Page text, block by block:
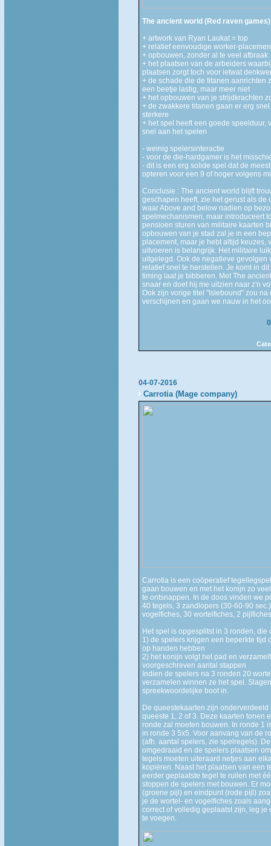
The ancient world (Red raven
+ artwork van Ryan Laukat = top
+ relatief eenvoudige worker-
+ opbouwen, zonder al te veel afbraak
+ het plaatsen van de arbeiders
plaatsen zorgt toch voor ietwat
+ de schade die de titanen aanrichten
een beetje lastig, maar meer niet
+ het opbouwen van je strijdkrachten
+ de zwakkere titanen gaan er erg
sterkere
+ het spel heeft een goede
snel aan het spelen
- weinig spelersinteractie
- voor de die-hardgamer is het
- dit is een erg solide spel dat de
opteren voor een 9 of hoger volgens
Conclusie : The ancient world blijft
geschapen heeft, zie het gerust als
waar Above and below nadien op
spelmechanismen, maar introduceert
pensioen sturen van militaire kaarten
opbouwen van je stad zal je in een
placement, maar je hebt altijd
uitvoeren is belangrijk. Het militaire
uitgelegd. Ook de negatieve
relatief snel te herstellen. Je komt in
timing laat je bibberen. Met The
snaar en doet hij me uitzien naar z'n
Ook zijn vorige titel "Islebound" zou
verschijnen en gaan we nauw in het
04-07-2016
Carrotia (Mage company)
Carrotia is een coöperatief
gaan bouwen en met het konijn zo
te ontsnappen. In de doos vinden we
40 tegels, 3 zandlopers (30-60-90
vogelfiches, 30 wortelfiches, 2
Het spel is opgesplitst in 3 ronden, die
1) de spelers krijgen een beperkte tijd
op handen hebben
2) het konijn volgt het pad en
voorgeschreven aantal stappen
Indien de spelers na 3 ronden 20
verzamelen winnen ze het spel.
spreekwoordelijke boot in.
De queestekaarten zijn
queeste 1, 2 of 3. Deze kaarten tonen
ronde zal moeten bouwen. In ronde 1
in ronde 3 5x5. Voor aanvang van de
(afh. aantal spelers, zie spelregels).
omgedraaid en de spelers plaatsen
tegels moeten uiteraard netjes aan
kopiëren. Naast het plaatsen van een
eerder geplaatste tegel te ruilen met
stoppen de spelers met bouwen. Er
(groene pijl) en eindpunt (rode pijl)
je de wortel- en vogelfiches zoals
correct of volledig geplaatst zijn, leg
te voegen.